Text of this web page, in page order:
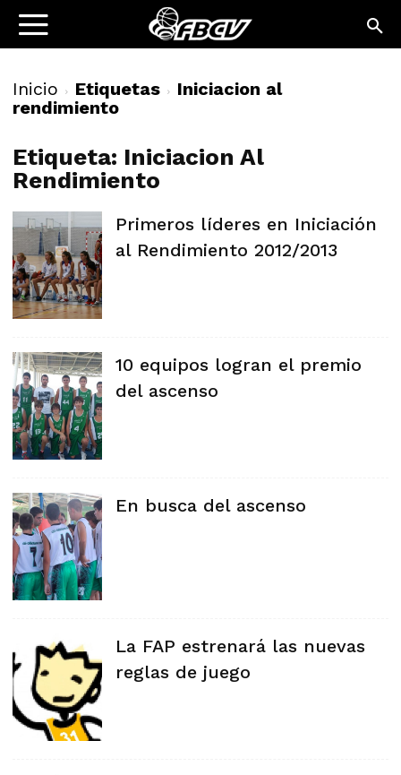
Inicio Etiquetas
Iniciacion al
rendimiento
Etiqueta: Iniciacion Al
Rendimiento
Primeros líderes en Iniciación
al Rendimiento 2012/2013
10 equipos logran el premio
del ascenso
En busca del ascenso
La FAP estrenará las nuevas
reglas de juego